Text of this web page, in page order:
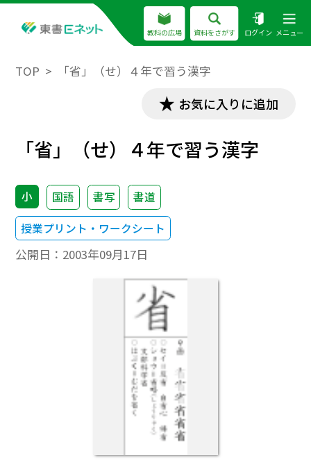
教科の広場 資料をさがす ログイン メニュー
TOP 「省」（せ）４年で習う漢字
お気に入りに追加
「省」（せ）４年で習う漢字
小 国語 書写
書道
授業プリント・ワークシート
公開日： 2003年09月17日